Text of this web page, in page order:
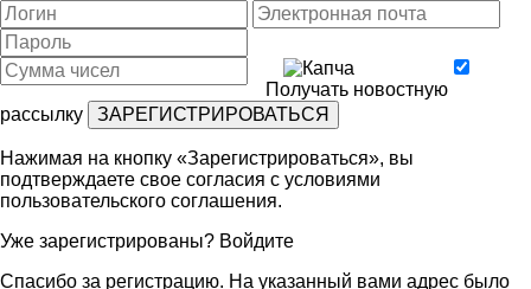
Получать новостную
рассылку
Нажимая на кнопку «Зарегистрироваться», вы
подтверждаете свое согласия с условиями
пользовательского соглашения.
Уже зарегистрированы? Войдите
Спасибо за регистрацию. На указанный вами адрес было